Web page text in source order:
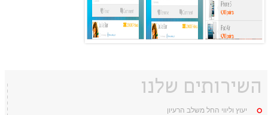
השירותים שלנו
יעוץ וליווי החל משלב הרעיון